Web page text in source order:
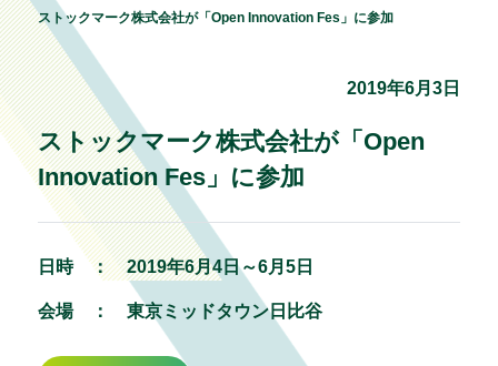
ストックマーク株式会社が「Open Innovation Fes」に参加
2019年6月3日
ストックマーク株式会社が「Open
Innovation Fes」に参加
日時 ： 2019年6月4日～6月5日
会場 ： 東京ミッドタウン日比谷